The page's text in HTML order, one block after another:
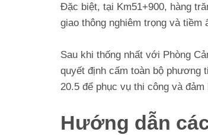
Đặc biệt, tại Km51+900, hàng
giao thông nghiêm trọng và
Sau khi thống nhất với Phòng
quyết định cấm toàn bộ phương
20.5 để phục vụ thi công và
Hướng dẫn